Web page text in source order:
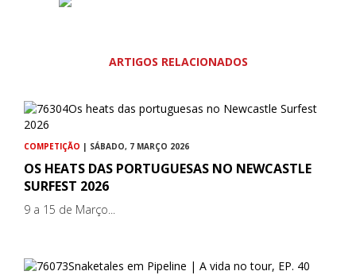
ARTIGOS RELACIONADOS
COMPETIÇÃO | SÁBADO, 7 MARÇO 2026
OS HEATS DAS PORTUGUESAS NO NEWCASTLE
SURFEST 2026
9 a 15 de Março...